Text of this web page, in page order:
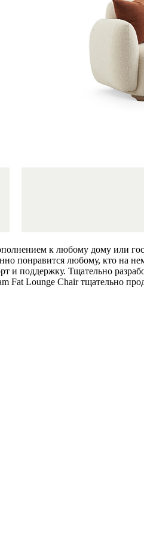
к любому дому или
понравится любому, кто на
и поддержку. Тщательно
Fat Lounge Chair тщательно